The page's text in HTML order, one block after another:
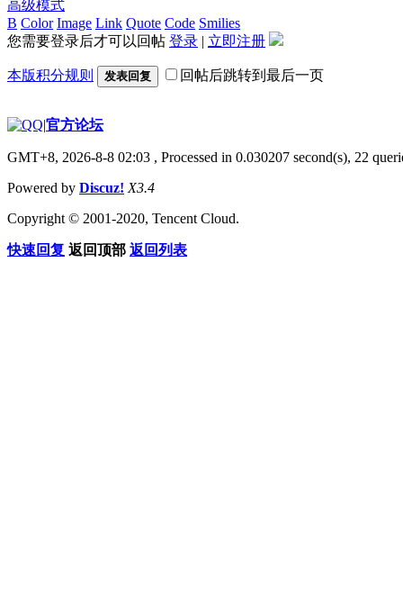
高级模式
B Color Image Link Quote Code Smilies
您需要登录后才可以回帖 登录 | 立即注册
本版积分规则 发表回复 回帖后跳转到最后一页
|官方论坛
GMT+8, 2026-8-8 02:03 , Processed in 0.030207 second(s), 22
Powered by Discuz! X3.4
Copyright © 2001-2020, Tencent Cloud.
快速回复 返回顶部 返回列表